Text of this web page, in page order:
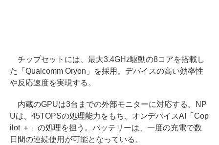
チップセットには、最大3.4GHz駆動の8コアを搭載し
た「Qualcomm Oryon」を採用。デバイスの高い効率性
や反応速度を実現する。
内蔵のGPUは3台までの外部モニターに対応する。NP
Uは、45TOPSの処理能力をもち、オンデバイスAI「Cop
ilot ＋」の処理を担う。バッテリーは、一度の充電で数
日間の連続使用が可能となっている。